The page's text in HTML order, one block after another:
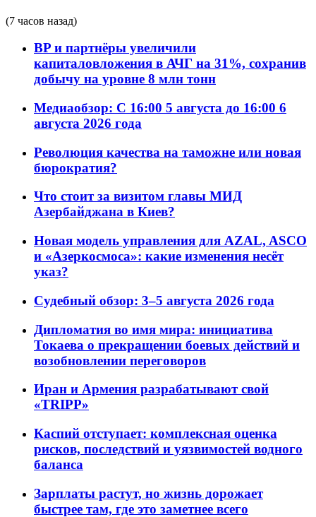
(7 часов назад)
BP и партнёры увеличили
капиталовложения в АЧГ на 31%, сохранив
добычу на уровне 8 млн тонн
Медиаобзор: С 16:00 5 августа до 16:00 6
августа 2026 года
Революция качества на таможне или новая
бюрократия?
Что стоит за визитом главы МИД
Азербайджана в Киев?
Новая модель управления для AZAL, ASCO
и «Азеркосмоса»: какие изменения несёт
указ?
Судебный обзор: 3–5 августа 2026 года
Дипломатия во имя мира: инициатива
Токаева о прекращении боевых действий и
возобновлении переговоров
Иран и Армения разрабатывают свой
«TRIPP»
Каспий отступает: комплексная оценка
рисков, последствий и уязвимостей водного
баланса
Зарплаты растут, но жизнь дорожает
быстрее там, где это заметнее всего